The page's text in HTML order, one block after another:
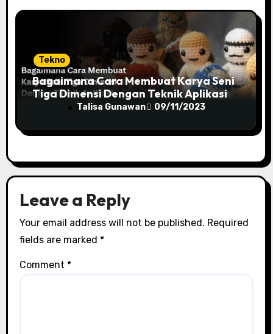
Tekno
Bagaimana Cara Membuat Karya Seni
Tiga Dimensi Dengan Teknik Aplikasi
Talisa Gunawan 09/11/2023
Leave a Reply
Your email address will not be published. Required
fields are marked *
Comment *